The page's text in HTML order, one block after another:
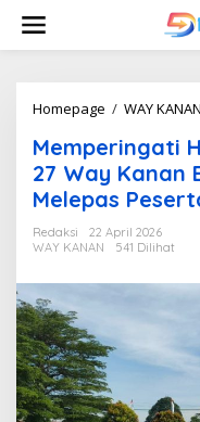
w
Homepage / WAY KANAN
Memperingati
27 Way Kanan
Melepas
Redaksi
22 April 2026
WAY KANAN
541 Dilihat